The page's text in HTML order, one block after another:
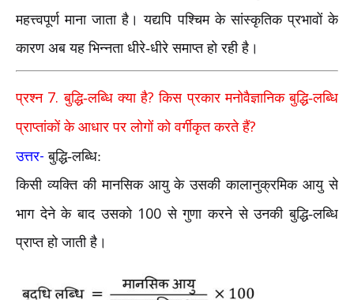
महत्त्वपूर्ण माना जाता है। यद्यपि पश्चिम के सांस्कृतिक प्रभावों के
कारण अब यह भिन्नता धीरे-धीरे समाप्त हो रही है।
प्रश्न 7.बुद्धि-लब्धि क्या है?किस प्रकार मनोवैज्ञानिक बुद्धि-लब्धि
प्राप्तांकों के आधार पर लोगों को वर्गीकृत करते हैं?
उत्तर- बुद्धि-लब्धि:
किसी व्यक्ति की मानसिक आयु के उसकी कालानुक्रमिक आयु से
भाग देने के बाद उसको 100से गुणा करने से उनकी बुद्धि-लब्धि
प्राप्त हो जाती है।